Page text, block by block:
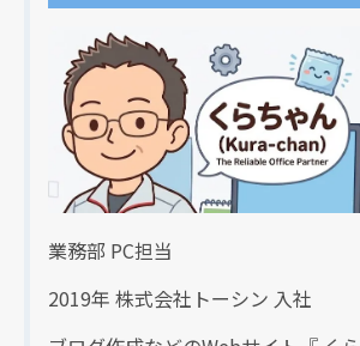
業務部 PC担当
2019年 株式会社トーシン 入社